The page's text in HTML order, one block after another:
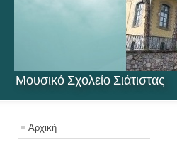
Μουσικό Σχολείο Σιάτιστας
Αρχική